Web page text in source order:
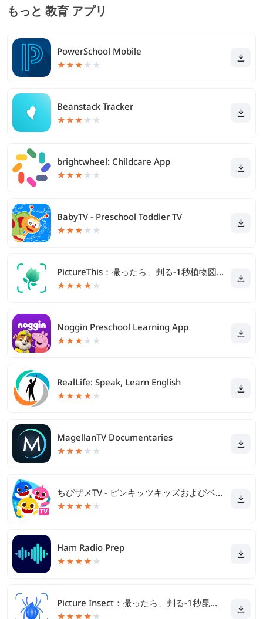
もっと 教育 アプリ
PowerSchool Mobile
★★★ ★ ★
Beanstack Tracker
★★★ ★ ★
brightwheel: Childcare App
★★★ ★ ★
BabyTV - Preschool Toddler TV
★★★ ★ ★
PictureThis：撮ったら、判る-1秒植物図鑑
★★★★ ★
Noggin Preschool Learning App
★★★ ★ ★
RealLife: Speak, Learn English
★★★★ ★
MagellanTV Documentaries
★★★ ★ ★
ちびザメTV - ピンキッツキッズおよびベビー向け動画
★★★★ ★
Ham Radio Prep
★★★★ ★
Picture Insect：撮ったら、判る-1秒昆虫図鑑
★★★★ ★